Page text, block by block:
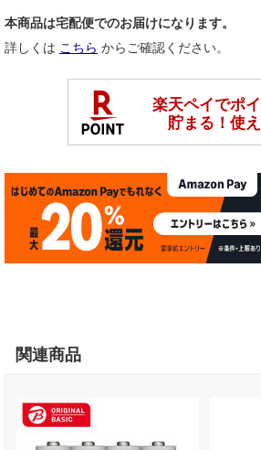
本商品は宅配便でのお届けになります。
詳しくは こちら からご確認ください。
関連商品